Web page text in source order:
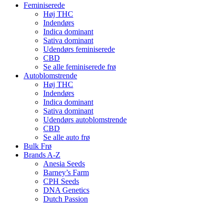
Feminiserede
Høj THC
Indendørs
Indica dominant
Sativa dominant
Udendørs feminiserede
CBD
Se alle feminiserede frø
Autoblomstrende
Høj THC
Indendørs
Indica dominant
Sativa dominant
Udendørs autoblomstrende
CBD
Se alle auto frø
Bulk Frø
Brands A-Z
Anesia Seeds
Barney’s Farm
CPH Seeds
DNA Genetics
Dutch Passion